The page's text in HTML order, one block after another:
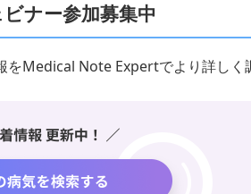
ナー参加募集中
をMedical Note Expertでより詳しく